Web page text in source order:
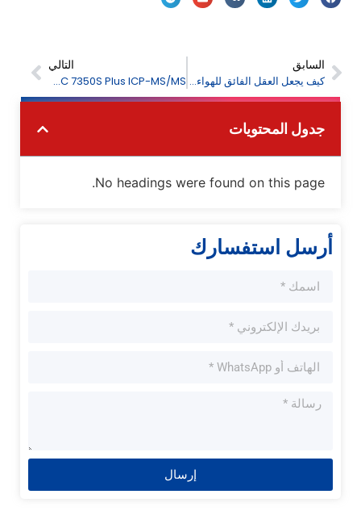
السابق
كيف يجعل العقل الفائق للهواء المحيط بالذكاء الاصطناعي إدارة جودة الهواء في المناطق الحضرية أكثر ذكاءً؟
التالي
FPI EXPEC 7350S Plus ICP-MS/MS لتحليل المعادن فائقة التتبع في تصنيع أشباه الموصلات
جدول المحتويات
No headings were found on this page.
أرسل استفسارك
إرسال